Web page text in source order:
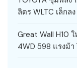
ลิตร WLTC เล็ก
Great Wall H10
4WD 598 แรงม้